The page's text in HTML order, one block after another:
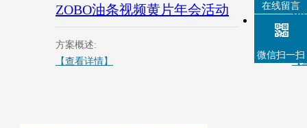
ZOBO油条视频黄片年会活动
方案概述:
【查看详情】
【
在线留言
微信扫一扫